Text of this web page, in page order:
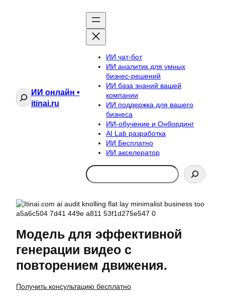
ПоискИИ онлайн •
itinai.ru
ИИ чат-бот
ИИ аналитик для умных
бизнес-решений
ИИ база знаний вашей
компании
ИИ поддержка для вашего
бизнеса
ИИ-обучение и Онбординг
AI Lab разработка
ИИ Бесплатно
ИИ акселератор
Search
Модель для эффективной
генерации видео с
повторением движения.
Получить консультацию бесплатно